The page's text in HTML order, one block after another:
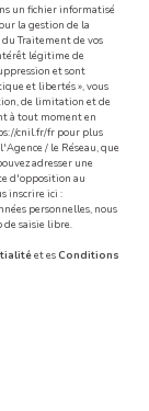
un fichier informatisé
la gestion de la
Traitement de vos
légitime de
et sont
et libertés », vous
de limitation et de
à tout moment en
cnil.fr/fr pour plus
/ le Réseau, que
adresser une
d'opposition au
inscrire ici :
personnelles, nous
de saisie libre.
et esConditions